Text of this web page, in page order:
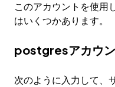
このアカウントを使用
はいくつかあります。
postgresアカウン
次のように入力して、